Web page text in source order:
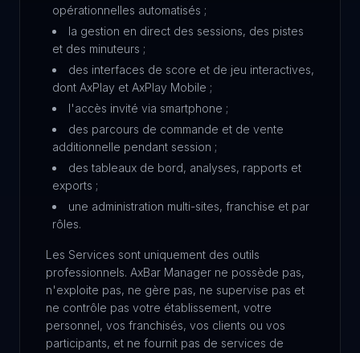
opérationnelles automatisés ;
la gestion en direct des sessions, des pistes
et des minuteurs ;
des interfaces de score et de jeu interactives,
dont AxPlay et AxPlay Mobile ;
l'accès invité via smartphone ;
des parcours de commande et de vente
additionnelle pendant session ;
des tableaux de bord, analyses, rapports et
exports ;
une administration multi-sites, franchise et par
rôles.
Les Services sont uniquement des outils
professionnels. AxBar Manager ne possède pas,
n'exploite pas, ne gère pas, ne supervise pas et
ne contrôle pas votre établissement, votre
personnel, vos franchisés, vos clients ou vos
participants, et ne fournit pas de services de